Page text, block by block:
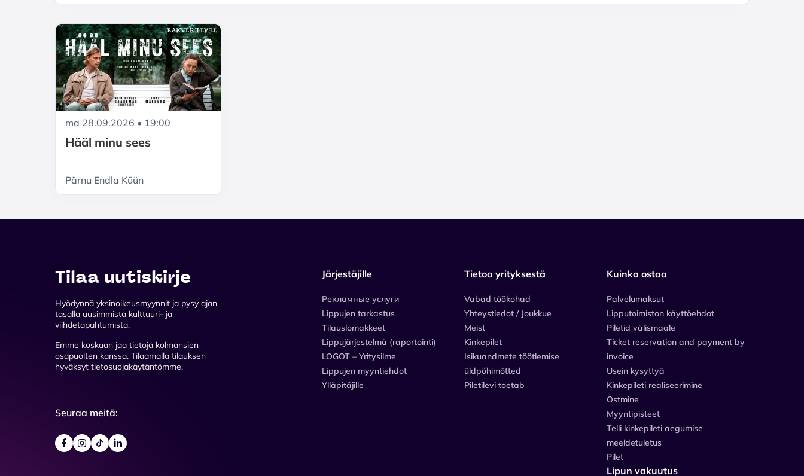
ma 28.09.2026 • 19:00
Hääl minu sees
Pärnu Endla Küün
Tilaa uutiskirje
Hyödynnä yksinoikeusmyynnit ja pysy ajan
tasalla uusimmista kulttuuri- ja
viihdetapahtumista.
Emme koskaan jaa tietoja kolmansien
osapuolten kanssa. Tilaamalla tilauksen
hyväksyt tietosuojakäytäntömme.
Seuraa meitä:
Järjestäjille
Рекламные услуги
Lippujen tarkastus
Tilauslomakkeet
Lippujärjestelmä (raportointi)
LOGOT – Yritysilme
Lippujen myyntiehdot
Ylläpitäjille
Tietoa yrityksestä
Vabad töökohad
Yhteystiedot / Joukkue
Meist
Kinkepilet
Isikuandmete töötlemise
üldpõhimõtted
Piletilevi toetab
Kuinka ostaa
Palvelumaksut
Lipputoimiston käyttöehdot
Piletid välismaale
Ticket reservation and payment by
invoice
Usein kysyttyä
Kinkepileti realiseerimine
Ostmine
Myyntipisteet
Telli kinkepileti aegumise
meeldetuletus
Pilet
Lipun vakuutus